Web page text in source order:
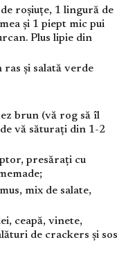
roșiuțe, 1 lingură de
și 1 piept mic pui
Plus lipie din
și salată verde
brun (vă rog să îl
vă săturați din 1-2
presărați cu
mix de salate,
ceapă, vinete,
de crackers și sos